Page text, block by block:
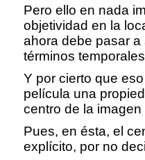
Pero ello en nada
objetividad en la
ahora debe pasar
términos
Y por cierto que
película una
centro de la imagen
Pues, en ésta, el
explícito, por no